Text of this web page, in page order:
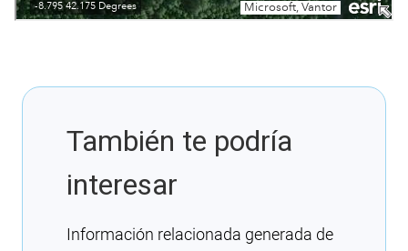
También te podría
interesar
Información relacionada generada de